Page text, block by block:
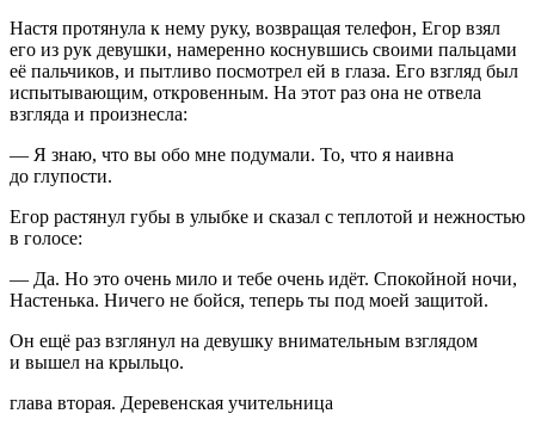
Настя протянула к нему руку, возвращая телефон, Егор взял
его из рук девушки, намеренно коснувшись своими пальцами
её пальчиков, и пытливо посмотрел ей в глаза. Его взгляд был
испытывающим, откровенным. На этот раз она не отвела
взгляда и произнесла:
— Я знаю, что вы обо мне подумали. То, что я наивна
до глупости.
Егор растянул губы в улыбке и сказал с теплотой и нежностью
в голосе:
— Да. Но это очень мило и тебе очень идёт. Спокойной ночи,
Настенька. Ничего не бойся, теперь ты под моей защитой.
Он ещё раз взглянул на девушку внимательным взглядом
и вышел на крыльцо.
глава вторая. Деревенская учительница